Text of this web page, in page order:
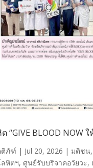
“GIVE BLOOD NOW
ติภัฑ์ | Jul 20, 2026 | มติชน,
หิตฯ, ศูนย์รับบริจาคอวัยวะ,